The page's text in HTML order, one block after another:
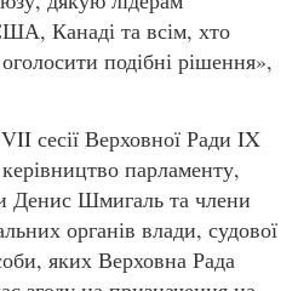
Канаді та всім, хто
подібні рішення»,
сесії Верховної Ради IX
парламенту,
Денис Шмигаль та члени
органів влади, судової
яких Верховна Рада